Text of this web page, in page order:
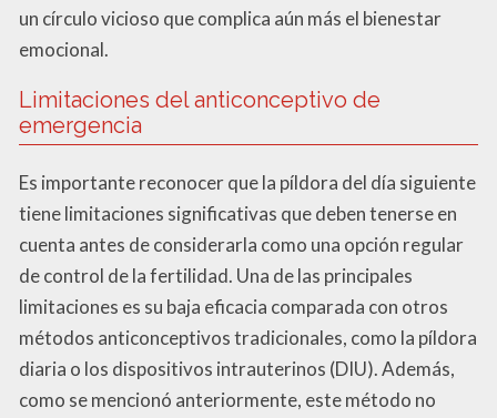
un círculo vicioso que complica aún más el bienestar
emocional.
Limitaciones del anticonceptivo de
emergencia
Es importante reconocer que la píldora del día siguiente
tiene limitaciones significativas que deben tenerse en
cuenta antes de considerarla como una opción regular
de control de la fertilidad. Una de las principales
limitaciones es su baja eficacia comparada con otros
métodos anticonceptivos tradicionales, como la píldora
diaria o los dispositivos intrauterinos (DIU). Además,
como se mencionó anteriormente, este método no